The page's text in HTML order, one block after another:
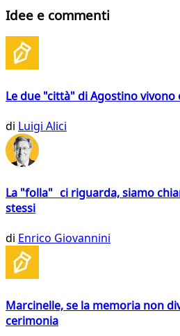
Idee e commenti
Le due "città" di Agostino
di Luigi Alici
La "folla" ci riguarda, siamo
stessi
di Enrico Giovannini
Marcinelle, se la memoria non
cerimonia